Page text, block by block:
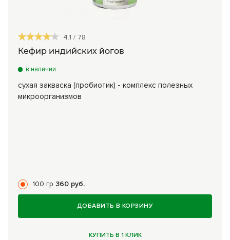
4.1 / 78
Кефир индийских йогов
в наличии
сухая закваска (пробиотик) - комплекс полезных
микроорганизмов
100 гр 360 руб.
ДОБАВИТЬ В КОРЗИНУ
КУПИТЬ В 1 КЛИК